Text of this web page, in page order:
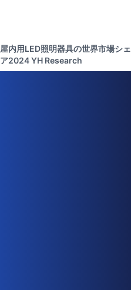
屋内用LED照明器具の世界市場シェ
ア2024 YH Research